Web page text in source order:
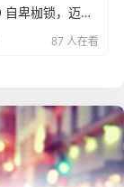
挣脱 CSGO 自卑枷锁，迈向游戏与自我蜕变
87 人在看